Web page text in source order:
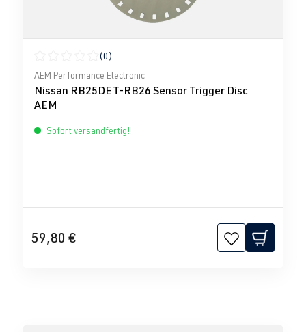
Durchschnittliche Bewertung von 0 von 5 Sternen
(0)
AEM Performance Electronic
Nissan RB25DET-RB26 Sensor Trigger Disc
AEM
Sofort versandfertig!
59,80 €